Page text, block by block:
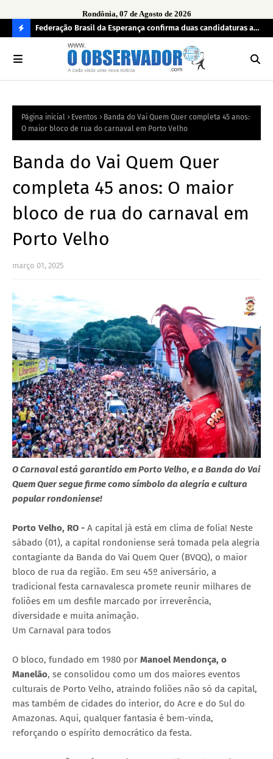
Rondônia, 07 de Agosto de 2026
O
R
mas
Federação Brasil da Esperança confirma duas candidaturas ao
Senado em Rondônia
Página inicial Eventos
Banda do Vai Quem Quer completa 45 anos:
O maior bloco de rua do carnaval em Porto Velho
Banda do Vai Quem Quer
completa 45 anos: O maior
bloco de rua do carnaval em
Porto Velho
março 01, 2025
O Carnaval está garantido em Porto Velho, e a Banda do Vai
Quem Quer segue firme como símbolo da alegria e cultura
popular rondoniense!
Porto Velho, RO - A capital já está em clima de folia! Neste
sábado (01), a capital rondoniense será tomada pela alegria
contagiante da Banda do Vai Quem Quer (BVQQ), o maior
bloco de rua da região. Em seu 45º aniversário, a
tradicional festa carnavalesca promete reunir milhares de
foliões em um desfile marcado por irreverência,
diversidade e muita animação.
Um Carnaval para todos
O bloco, fundado em 1980 por Manoel Mendonça, o
Manelão, se consolidou como um dos maiores eventos
culturais de Porto Velho, atraindo foliões não só da capital,
mas também de cidades do interior, do Acre e do Sul do
Amazonas. Aqui, qualquer fantasia é bem-vinda,
reforçando o espírito democrático da festa.